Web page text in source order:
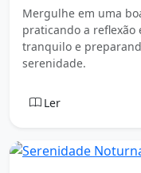
Mergulhe em uma
praticando a reflexão
tranquilo e
serenidade.
Ler